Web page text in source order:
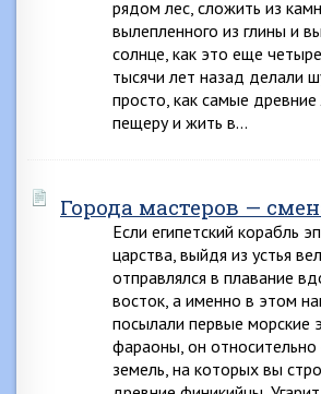
рядом лес, сложить из
вылепленного из глины и
солнце, как это еще
тысячи лет назад делали
просто, как самые
пещеру и жить в…
Города мастеров —
Если египетский корабль
царства, выйдя из устья
отправлялся в плавание
восток, а именно в этом
посылали первые морские
фараоны, он относительно
земель, на которых вы